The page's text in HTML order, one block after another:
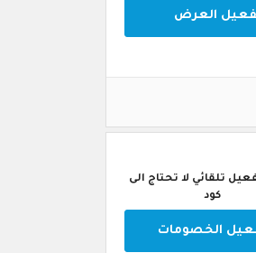
العرض
تلقائي لا تحتاج الى
كود
الخصومات